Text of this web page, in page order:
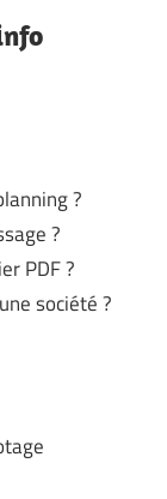
?
?
PDF ?
société ?